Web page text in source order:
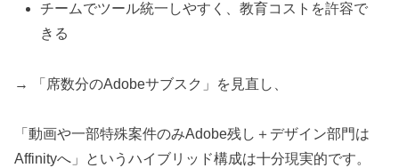
チームでツール統一しやすく、教育コストを許容で
きる
→ 「席数分のAdobeサブスク」を見直し、
「動画や一部特殊案件のみAdobe残し＋デザイン部門は
Affinityへ」というハイブリッド構成は十分現実的です。